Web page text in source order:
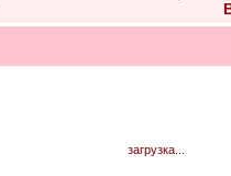
загрузка...